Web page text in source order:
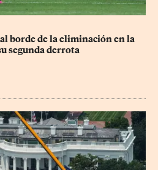
borde de la eliminación en la
segunda derrota